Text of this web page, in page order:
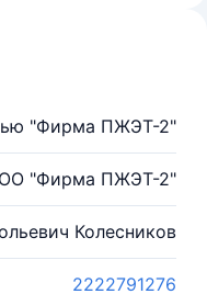
"Фирма ПЖЭТ-2"
"Фирма ПЖЭТ-2"
Колесников
2222791276